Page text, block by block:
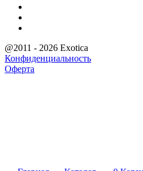
@2011 - 2026 Exotica
Конфиденциальность
Оферта